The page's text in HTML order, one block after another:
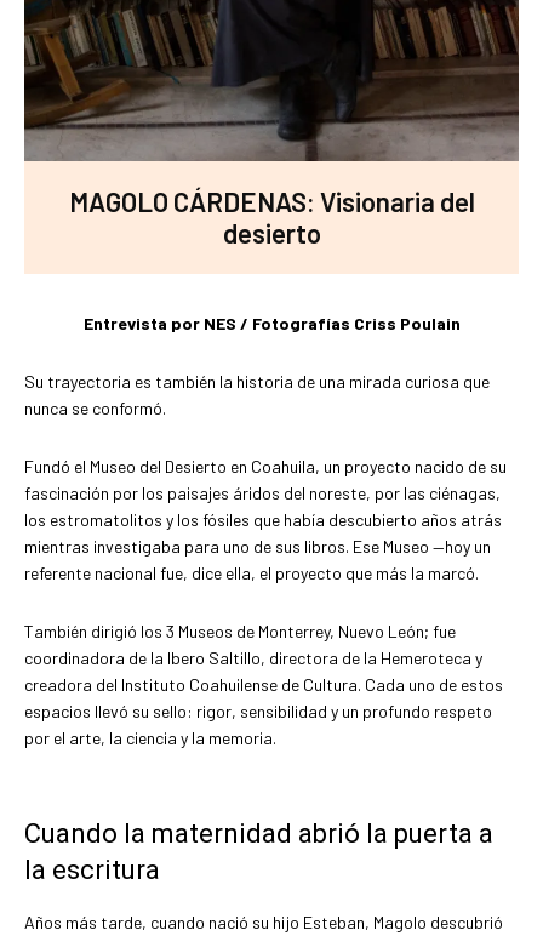
MAGOLO CÁRDENAS: Visionaria del
desierto
Entrevista por NES / Fotografías Criss Poulain
Su trayectoria es también la historia de una mirada curiosa que
nunca se conformó.
Fundó el Museo del Desierto en Coahuila, un proyecto nacido de su
fascinación por los paisajes áridos del noreste, por las ciénagas,
los estromatolitos y los fósiles que había descubierto años atrás
mientras investigaba para uno de sus libros. Ese Museo —hoy un
referente nacional fue, dice ella, el proyecto que más la marcó.
También dirigió los 3 Museos de Monterrey, Nuevo León; fue
coordinadora de la Ibero Saltillo, directora de la Hemeroteca y
creadora del Instituto Coahuilense de Cultura. Cada uno de estos
espacios llevó su sello: rigor, sensibilidad y un profundo respeto
por el arte, la ciencia y la memoria.
Cuando la maternidad abrió la puerta a
la escritura
Años más tarde, cuando nació su hijo Esteban, Magolo descubrió